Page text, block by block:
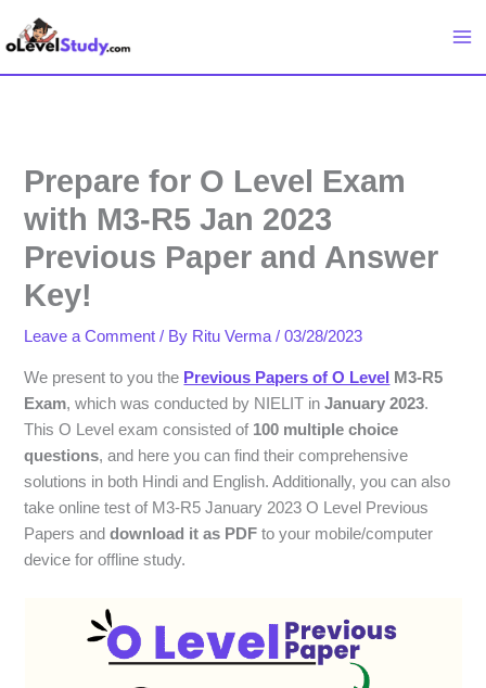
Prepare for O Level Exam
with M3-R5 Jan 2023
Previous Paper and Answer
Key!
Leave a Comment / By Ritu Verma/03/28/2023
We present to you the Previous Papers of O Level
M3-R5
Exam, which was conducted by NIELIT inJanuary 2023.
This O Level exam consisted of 100 multiple choice
questions, and here you can find their comprehensive
solutions in both Hindi and English. Additionally, you can also
take online test of M3-R5 January 2023 O Level Previous
Papers anddownload it as PDF to your mobile/computer
device for offline study.